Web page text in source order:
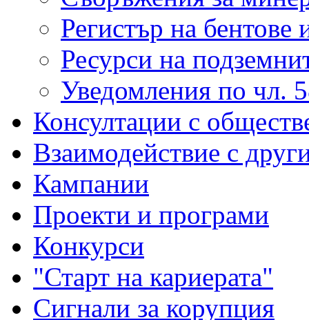
Регистър на бентове
Ресурси на
Уведомления по чл.
Консултации с
Взаимодействие с
Кампании
Проекти и програми
Конкурси
"Старт на кариерата"
Сигнали за корупция